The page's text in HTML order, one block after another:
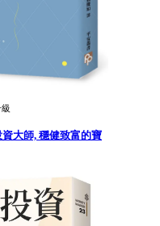
大師, 穩健致富的寶